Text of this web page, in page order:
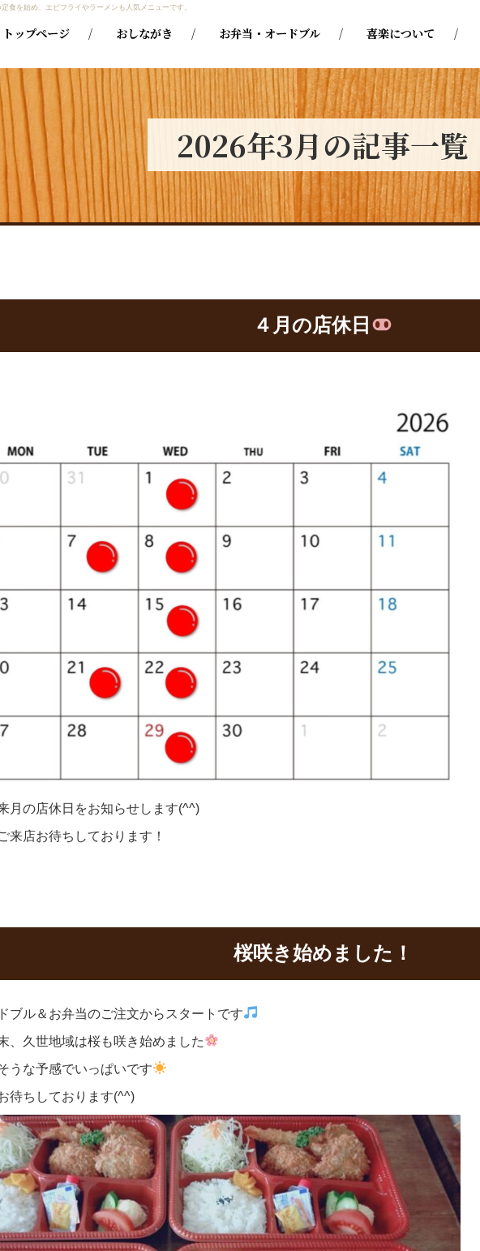
食を始め、エビフライやラーメンも人気メニューです。
トップページ おしながき お弁当・オードブル 喜楽について
2026年3月の記事一覧
４月の店休日
月の店休日をお知らせします(^^)
来店お待ちしております！
桜咲き始めました！
ブル＆お弁当のご注文からスタートです
、久世地域は桜も咲き始めました
うな予感でいっぱいです
待ちしております(^^)